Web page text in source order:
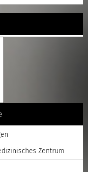
Zentrum